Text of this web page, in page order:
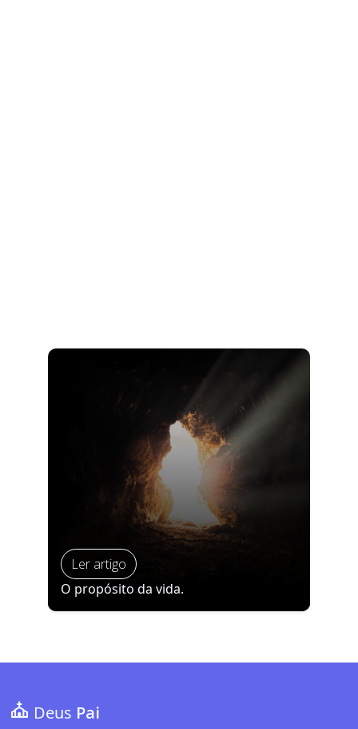
Ler artigo
O propósito da vida.
Deus Pai